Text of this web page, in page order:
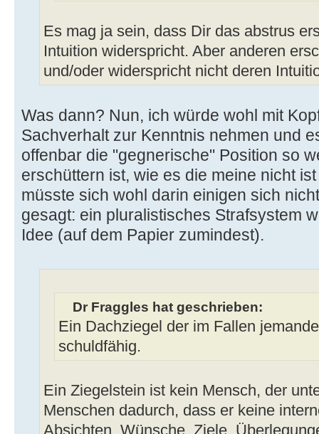
Es mag ja sein, dass Dir das abstrus
Intuition widerspricht. Aber anderen
und/oder widerspricht nicht deren
Was dann? Nun, ich würde wohl mit
Sachverhalt zur Kenntnis nehmen und
offenbar die "gegnerische" Position so
erschüttern ist, wie es die meine nicht
müsste sich wohl darin einigen sich
gesagt: ein pluralistisches Strafsystem
Idee (auf dem Papier zumindest).
Dr Fraggles hat geschrieben:
Ein Dachziegel der im Fallen
schuldfähig.
Ein Ziegelstein ist kein Mensch, der
Menschen dadurch, dass er keine
Absichten, Wünsche, Ziele,